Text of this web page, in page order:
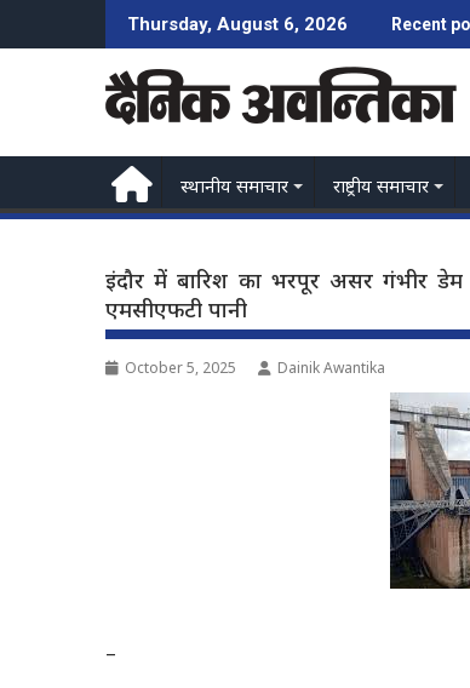
to
Thursday, August 6, 2026 Recent
स्थानीय समाचार राष्ट्रीय समाचार
इंदौर में बारिश का भरपूर असर
एमसीएफटी पानी
October 5, 2025 Dainik Awantika
–